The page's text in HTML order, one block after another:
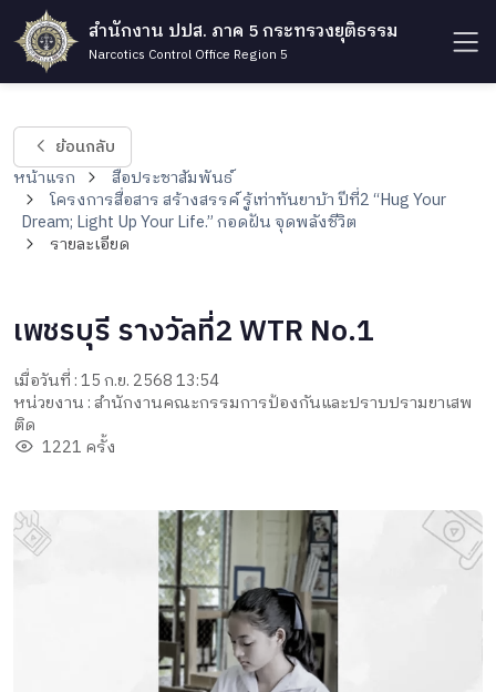
สำนักงาน ปปส. ภาค 5 กระทรวงยุติธรรม
Narcotics Control Office Region 5
ย้อนกลับ
หน้าแรก
สื่อประชาสัมพันธ์
โครงการสื่อสาร สร้างสรรค์ รู้เท่าทันยาบ้า ปีที่2 “Hug Your
Dream; Light Up Your Life.” กอดฝัน จุดพลังชีวิต
รายละเอียด
เพชรบุรี รางวัลที่2 WTR No.1
เมื่อวันที่ : 15 ก.ย. 2568 13:54
หน่วยงาน : สำนักงานคณะกรรมการป้องกันและปราบปรามยาเสพ
ติด
1221 ครั้ง